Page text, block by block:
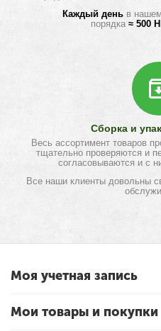
Каждый деньв нашем
порядка≈ 500
Сборка и
Весь ассортимент товаров
тщательно проверяются и
согласовываются и с
Все наши клиенты довольны
Моя учетная запись
Мои товары и покупки